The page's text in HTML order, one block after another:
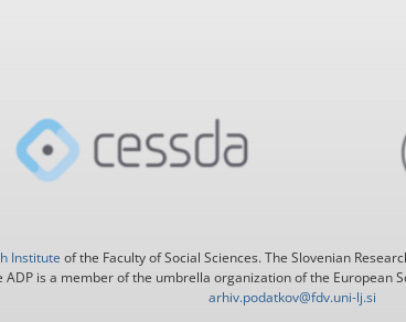
Institute of the Faculty of Social Sciences. The Slovenian
ADP is a member of the umbrella organization of the European
arhiv.podatkov@fdv.uni-lj.si